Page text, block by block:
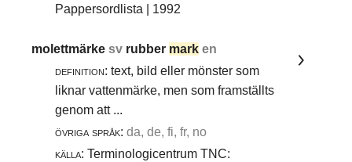
Pappersordlista | 1992
molettmärkesv rubber mark en
definition: text, bild eller mönster som
liknar vattenmärke, men som framställts
genom att ...
övriga språk: da, de, fi, fr, no
källa: Terminologicentrum TNC: